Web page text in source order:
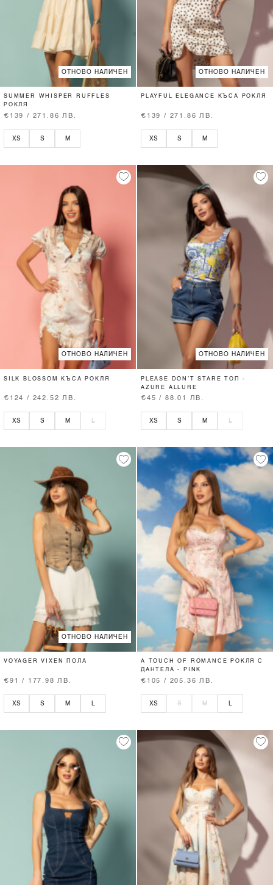
ОТНОВО НАЛИЧЕН
SUMMER WHISPER RUFFLES
РОКЛЯ
€139 / 271.86 ЛВ.
XS S M
ОТНОВО НАЛИЧЕН
PLAYFUL ELEGANCE КЪСА РОКЛЯ
€139 / 271.86 ЛВ.
XS S M
ОТНОВО НАЛИЧЕН
SILK BLOSSOM КЪСА РОКЛЯ
€124 / 242.52 ЛВ.
XS S M L
ОТНОВО НАЛИЧЕН
PLEASE DON’T STARE ТОП -
AZURE ALLURE
€45 / 88.01 ЛВ.
XS S M L
ОТНОВО НАЛИЧЕН
VOYAGER VIXEN ПОЛА
€91 / 177.98 ЛВ.
XS S M
A TOUCH OF ROMANCE РОКЛЯ С
ДАНТЕЛА - PINK
€105 / 205.36 ЛВ.
XS S M